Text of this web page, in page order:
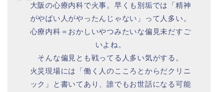
大阪の心療内科で火事。早くも別垢では「精神
がやばい人がやったんじゃない」って人多い。
心療内科＝おかしいやつみたいな偏見未だすご
いよね。
そんな偏見とも戦ってる人多い気がする。
火災現場には「働く人のこころとからだクリニ
ック」と書いてあり、誰でもお世話になる可能